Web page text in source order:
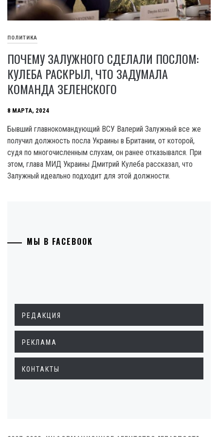
ПОЛИТИКА
ПОЧЕМУ ЗАЛУЖНОГО СДЕЛАЛИ ПОСЛОМ:
КУЛЕБА РАСКРЫЛ, ЧТО ЗАДУМАЛА
КОМАНДА ЗЕЛЕНСКОГО
8 МАРТА, 2024
Бывший главнокомандующий ВСУ Валерий Залужный все же
получил должность посла Украины в Британии, от которой,
судя по многочисленным слухам, он ранее отказывался. При
этом, глава МИД Украины Дмитрий Кулеба рассказал, что
Залужный идеально подходит для этой должности.
МЫ В FACEBOOK
РЕДАКЦИЯ
РЕКЛАМА
КОНТАКТЫ